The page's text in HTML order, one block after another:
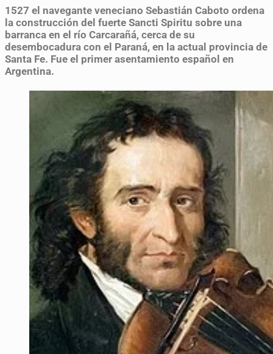
1527 el navegante veneciano Sebastián Caboto ordena
la construcción del fuerte Sancti Spiritu sobre una
barranca en el río Carcarañá, cerca de su
desembocadura con el Paraná, en la actual provincia de
Santa Fe. Fue el primer asentamiento español en
Argentina.